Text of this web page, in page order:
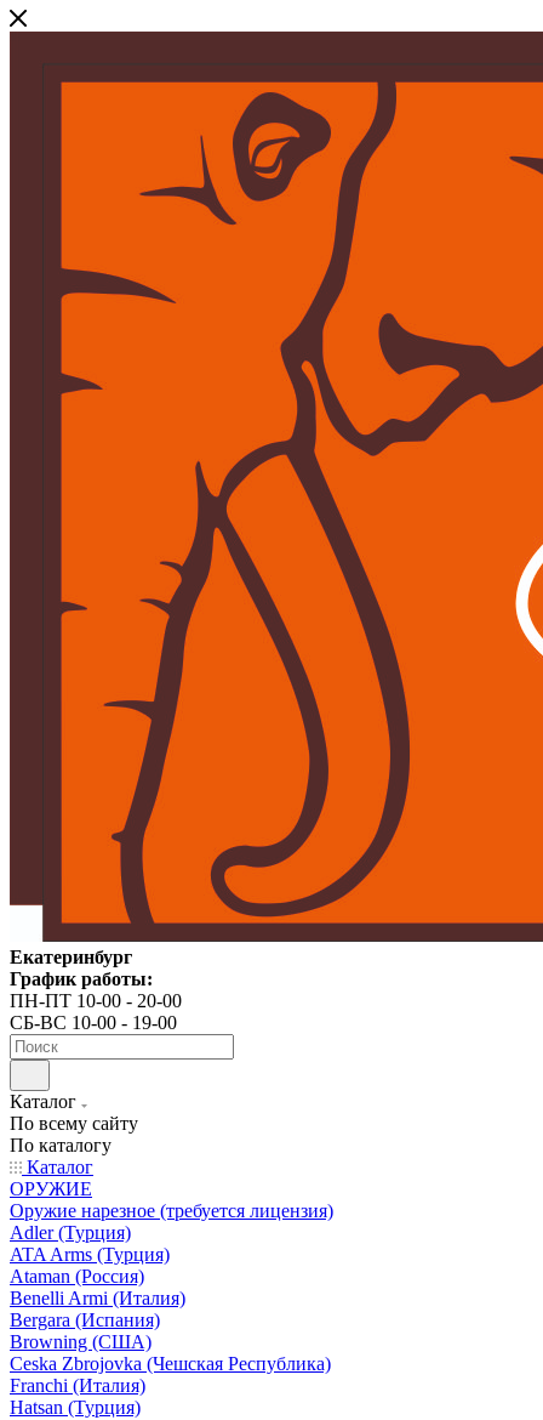
Екатеринбург
График работы:
ПН-ПТ 10-00 - 20-00
СБ-ВС 10-00 - 19-00
Каталог
По всему сайту
По каталогу
Каталог
ОРУЖИЕ
Оружие нарезное (требуется лицензия)
Adler (Турция)
ATA Arms (Турция)
Ataman (Россия)
Benelli Armi (Италия)
Bergara (Испания)
Browning (США)
Ceska Zbrojovka (Чешская Республика)
Franchi (Италия)
Hatsan (Турция)